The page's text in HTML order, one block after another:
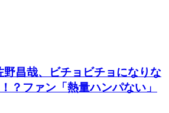
昌哉、ビチョビチョになりな
？ファン「熱量ハンパない」